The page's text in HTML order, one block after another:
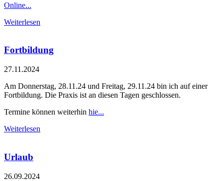
Online...
Weiterlesen
Fortbildung
27.11.2024
Am Donnerstag, 28.11.24 und Freitag, 29.11.24 bin ich auf einer
Fortbildung. Die Praxis ist an diesen Tagen geschlossen.
Termine können weiterhin hie...
Weiterlesen
Urlaub
26.09.2024